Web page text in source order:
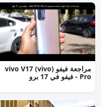
مراجعة فيفو (vivo) vivo V17
Pro - فيفو في 17 برو